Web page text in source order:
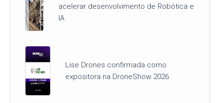
acelerar desenvolvimento de Robótica e
IA
Lise Drones confirmada como
expositora na DroneShow 2026